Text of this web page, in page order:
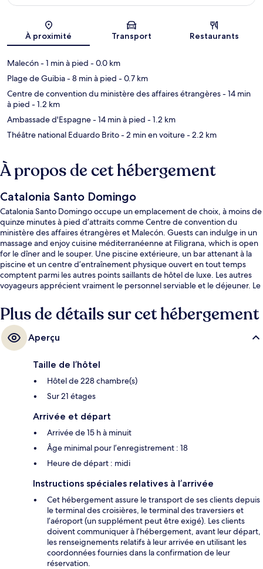
À proximité Transport Restaurants
Malecón- 1 min à pied - 0.0 km
Plage de Guibia- 8 min à pied - 0.7 km
Centre de convention du ministère des affaires étrangères- 14 min
à pied - 1.2 km
Ambassade d'Espagne- 14 min à pied - 1.2 km
Théâtre national Eduardo Brito- 2 min en voiture- 2.2 km
À propos de cet hébergement
Catalonia Santo Domingo
Catalonia Santo Domingo occupe un emplacement de choix, à moins de
quinze minutes à pied d’attraits comme Centre de convention du
ministère des affaires étrangères et Malecón. Guests can indulge in un
massage and enjoy cuisine méditerranéenne at Filigrana, which is open
for le dîner and le souper. Une piscine extérieure, un bar attenant à la
piscine et un centre d’entraînement physique ouvert en tout temps
comptent parmi les autres points saillants de hôtel de luxe. Les autres
voyageurs apprécient vraiment le personnel serviable et le déjeuner. Le
de métro Amín Abel se trouve à 13 minutes et Station de métro Joaquín
Balaguer est à 13 minutes.
Plus de détails sur cet hébergement
Aperçu
Taille de l’hôtel
Hôtel de 228 chambre(s)
Sur 21 étages
Arrivée et départ
Arrivée de 15 h à minuit
Âge minimal pour l’enregistrement : 18
Heure de départ : midi
Instructions spéciales relatives à l’arrivée
Cet hébergement assure le transport de ses clients depuis
le terminal des croisières, le terminal des traversiers et
l’aéroport (un supplément peut être exigé). Les clients
doivent communiquer à l’hébergement, avant leur départ,
les renseignements relatifs à leur arrivée en utilisant les
coordonnées fournies dans la confirmation de leur
réservation.